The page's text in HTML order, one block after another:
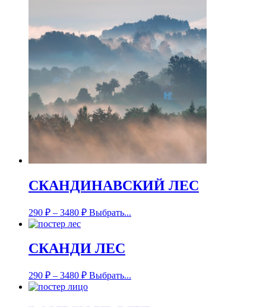
СКАНДИНАВСКИЙ ЛЕС
290 ₽ – 3480 ₽ Выбрать...
СКАНДИ ЛЕС
290 ₽ – 3480 ₽ Выбрать...